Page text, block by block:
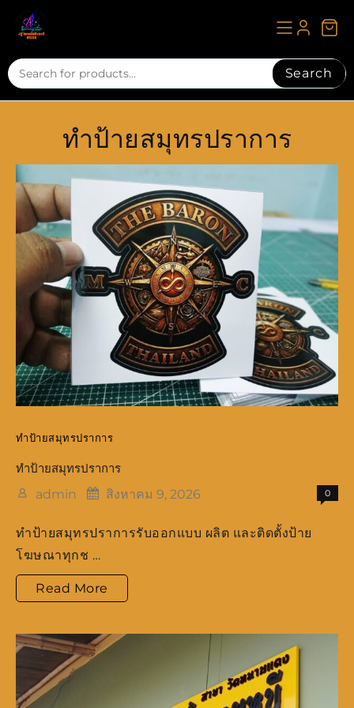
content
Search
ทำป้ายสมุทรปราการ
ทำป้ายสมุทรปราการ
ทำป้ายสมุทรปราการ
admin
สิงหาคม 9, 2026 0
ทำป้ายสมุทรปราการรับออกแบบ ผลิต และติดตั้งป้าย
โฆษณาทุกช …
ทำ
สมุทรปราการ
Read More